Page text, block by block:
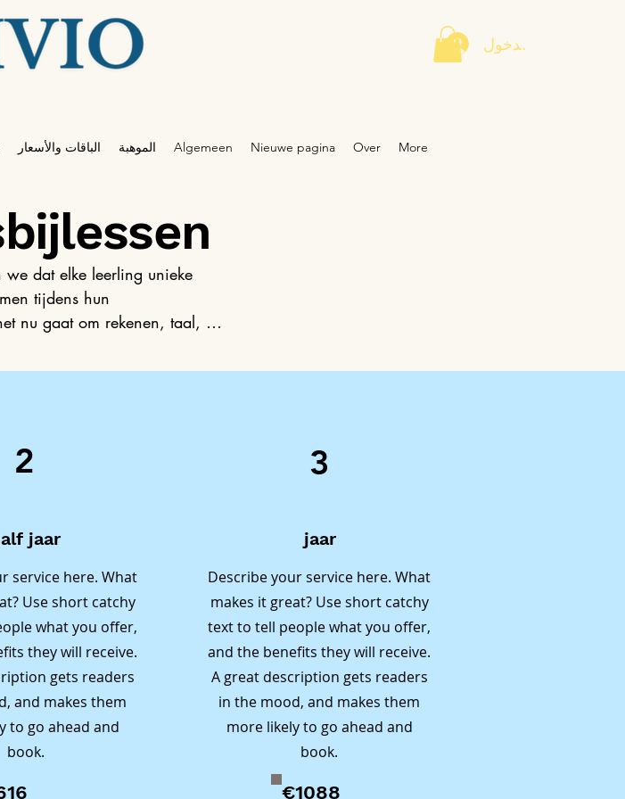
تسجيل الدخول
الباقات والأسعار الموهبة Algemeen Nieuwe pagina Over More
we dat elke leerling unieke
tijdens hun
nu gaat om rekenen, taal,
groepsbijlessen zijn
leiden tot frustratie en een
Technisch lezen en
vormen voor kinderen,
om mee te komen in de klas.
In een volle klas
de individuele aandacht die ze
te leren.
Problemen met schoolvakken
en onzekerheid bij kinderen,
2
jaar
service here. What
Use short catchy
what you offer,
they will receive.
gets readers
and makes them
to go ahead and
book.
3
jaar
Describe your service here. What
makes it great? Use short catchy
text to tell people what you offer,
and the benefits they will receive.
A great description gets readers
in the mood, and makes them
more likely to go ahead and
book.
€1088